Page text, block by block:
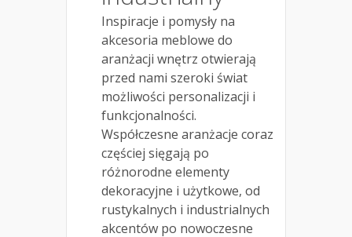
Inspiracje i pomysły na
akcesoria meblowe do
aranżacji wnętrz otwierają
przed nami szeroki świat
możliwości personalizacji i
funkcjonalności.
Współczesne aranżacje coraz
częściej sięgają po
różnorodne elementy
dekoracyjne i użytkowe, od
rustykalnych i industrialnych
akcentów po nowoczesne